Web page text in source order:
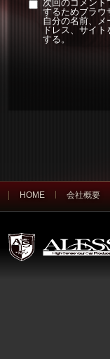
次回のコメント
するためブラウ
自分の名前、メ
ドレス、サイト
する。
HOME 会社概要